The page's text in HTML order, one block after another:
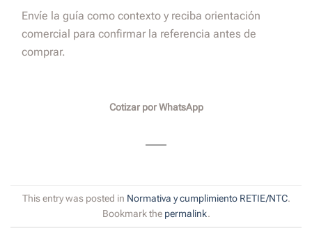
Envíe la guía como contexto y reciba orientación
comercial para confirmar la referencia antes de
comprar.
Cotizar por WhatsApp
This entry was posted in Normativa y cumplimiento RETIE/NTC.
Bookmark the permalink.